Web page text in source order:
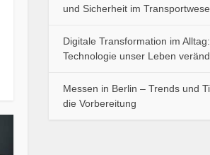
und Sicherheit im
Digitale Transformation im
Technologie unser Leben
Messen in Berlin – Trends und
die Vorbereitung